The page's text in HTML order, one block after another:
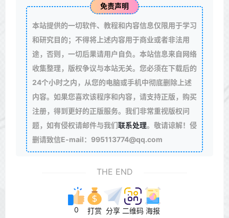
免责声明
本站提供的一切软件、教程和内容信息仅限用于学习
和研究目的；不得将上述内容用于商业或者非法用
途，否则，一切后果请用户自负。本站信息来自网络
收集整理，版权争议与本站无关。您必须在下载后的
24个小时之内，从您的电脑或手机中彻底删除上述
内容。如果您喜欢该程序和内容，请支持正版，购买
注册，得到更好的正版服务。我们非常重视版权问
题，如有侵权请邮件与我们联系处理。敬请谅解！侵
删请致信E-mail：995113774@qq.com
THE END
0 打赏 分享 二维码 海报